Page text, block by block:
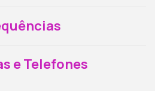
e Telefones